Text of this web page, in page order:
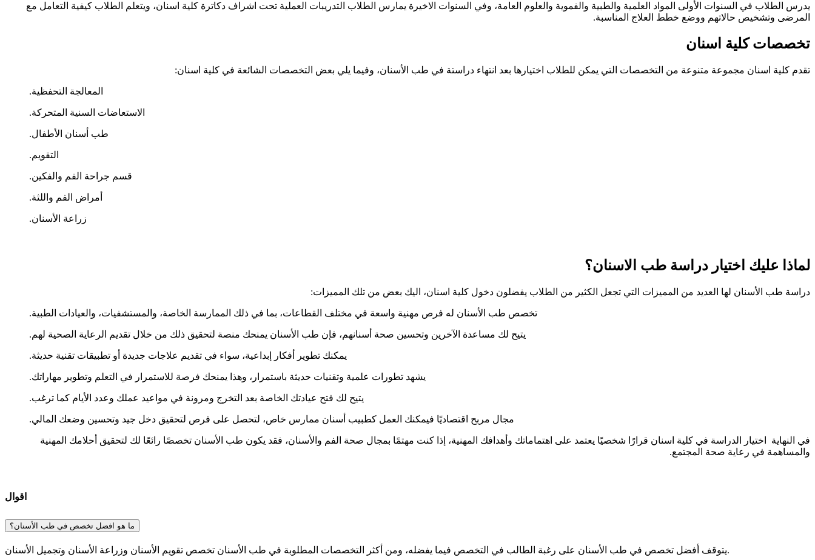
يدرس الطلاب في السنوات الأولى المواد العلمية والطبية والفموية والعلوم العامة، وفي السنوات الاخيرة يمارس الطلاب التدريبات العملية تحت اشراف دكاترة كلية اسنان، ويتعلم الطلاب كيفية التعامل مع
المرضى وتشخيص حالاتهم ووضع خطط العلاج المناسبة.
تخصصات كلية اسنان
تقدم كلية اسنان مجموعة متنوعة من التخصصات التي يمكن للطلاب اختيارها بعد انتهاء دراستة في طب الأسنان، وفيما يلي بعض التخصصات الشائعة في كلية اسنان:
المعالجة التحفظية.
الاستعاضات السنية المتحركة.
طب أسنان الأطفال.
التقويم.
قسم جراحة الفم والفكين.
أمراض الفم واللثة.
زراعة الأسنان.
لماذا عليك اختيار دراسة طب الاسنان؟
دراسة طب الأسنان لها العديد من المميزات التي تجعل الكثير من الطلاب يفضلون دخول كلية اسنان، اليك بعض من تلك المميزات:
تخصص طب الأسنان له فرص مهنية واسعة في مختلف القطاعات، بما في ذلك الممارسة الخاصة، والمستشفيات، والعيادات الطبية.
يتيح لك مساعدة الآخرين وتحسين صحة أسنانهم، فإن طب الأسنان يمنحك منصة لتحقيق ذلك من خلال تقديم الرعاية الصحية لهم.
يمكنك تطوير أفكار إبداعية، سواء في تقديم علاجات جديدة أو تطبيقات تقنية حديثة.
يشهد تطورات علمية وتقنيات حديثة باستمرار، وهذا يمنحك فرصة للاستمرار في التعلم وتطوير مهاراتك.
يتيح لك فتح عيادتك الخاصة بعد التخرج ومرونة في مواعيد عملك وعدد الأيام كما ترغب.
مجال مربح اقتصاديًا فيمكنك العمل كطبيب أسنان ممارس خاص، لتحصل على فرص لتحقيق دخل جيد وتحسين وضعك المالي.
في النهاية اختيار الدراسة في كلية اسنان قرارًا شخصيًا يعتمد على اهتماماتك وأهدافك المهنية، إذا كنت مهتمًا بمجال صحة الفم والأسنان، فقد يكون طب الأسنان تخصصًا رائعًا لك لتحقيق أحلامك المهنية
والمساهمة في رعاية صحة المجتمع.
اقوال
ما هو افضل تخصص في طب الأسنان؟
يتوقف أفضل تخصص في طب الأسنان على رغبة الطالب في التخصص فيما يفضله، ومن أكثر التخصصات المطلوبة في طب الأسنان تخصص تقويم الأسنان وزراعة الأسنان وتجميل الأسنان.